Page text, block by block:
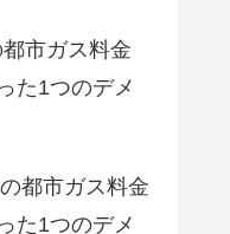
市ガス料金
た1つのデメ
都市ガス料金
た1つのデメ